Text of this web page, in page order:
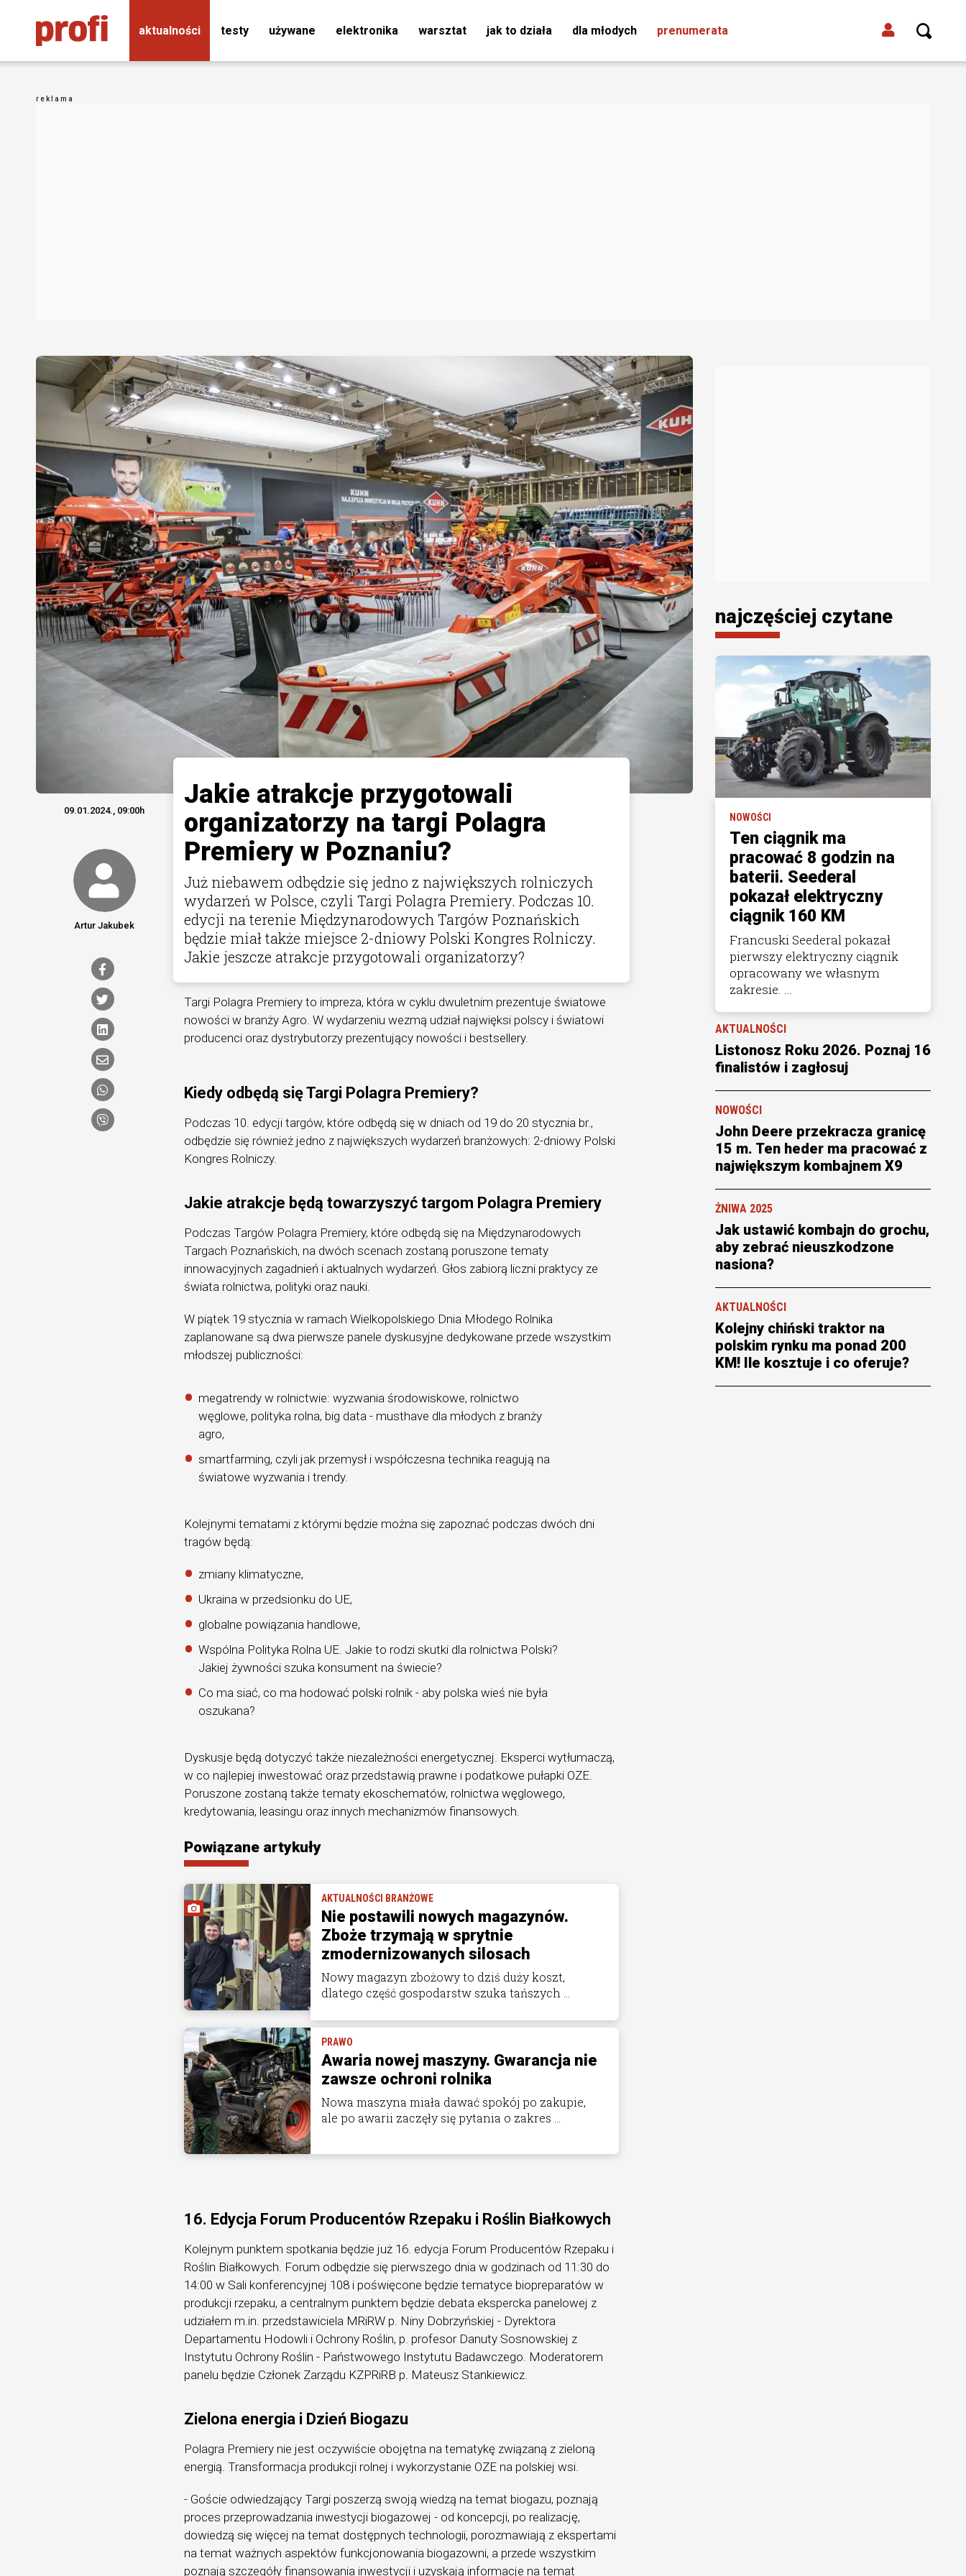
aktualności testy używane elektronika warsztat jak to działa dla młodych prenumerata
Jakie atrakcje przygotowali
organizatorzy na targi Polagra
Premiery w Poznaniu?
Już niebawem odbędzie się jedno z największych rolniczych
wydarzeń w Polsce, czyli Targi Polagra Premiery. Podczas 10.
edycji na terenie Międzynarodowych Targów Poznańskich
będzie miał także miejsce 2-dniowy Polski Kongres Rolniczy.
Jakie jeszcze atrakcje przygotowali organizatorzy?
09.01.2024., 09:00h
Artur Jakubek
Targi Polagra Premiery to impreza, która w cyklu dwuletnim prezentuje światowe
nowości w branży Agro. W wydarzeniu wezmą udział najwięksi polscy i światowi
producenci oraz dystrybutorzy prezentujący nowości i bestsellery.
Kiedy odbędą się Targi Polagra Premiery?
Podczas 10. edycji targów, które odbędą się w dniach od 19 do 20 stycznia br.,
odbędzie się również jedno z największych wydarzeń branżowych: 2-dniowy Polski
Kongres Rolniczy.
Jakie atrakcje będą towarzyszyć targom Polagra Premiery
Podczas Targów Polagra Premiery, które odbędą się na Międzynarodowych
Targach Poznańskich, na dwóch scenach zostaną poruszone tematy
innowacyjnych zagadnień i aktualnych wydarzeń. Głos zabiorą liczni praktycy ze
świata rolnictwa, polityki oraz nauki.
W piątek 19 stycznia w ramach Wielkopolskiego Dnia Młodego Rolnika
zaplanowane są dwa pierwsze panele dyskusyjne dedykowane przede wszystkim
młodszej publiczności:
megatrendy w rolnictwie: wyzwania środowiskowe, rolnictwo
węglowe, polityka rolna, big data - musthave dla młodych z branży
agro,
smartfarming, czyli jak przemysł i współczesna technika reagują na
światowe wyzwania i trendy.
Kolejnymi tematami z którymi będzie można się zapoznać podczas dwóch dni
tragów będą:
zmiany klimatyczne,
Ukraina w przedsionku do UE,
globalne powiązania handlowe,
Wspólna Polityka Rolna UE. Jakie to rodzi skutki dla rolnictwa Polski?
Jakiej żywności szuka konsument na świecie?
Co ma siać, co ma hodować polski rolnik - aby polska wieś nie była
oszukana?
Dyskusje będą dotyczyć także niezależności energetycznej. Eksperci wytłumaczą,
w co najlepiej inwestować oraz przedstawią prawne i podatkowe pułapki OZE.
Poruszone zostaną także tematy ekoschematów, rolnictwa węglowego,
kredytowania, leasingu oraz innych mechanizmów finansowych.
Powiązane artykuły
AKTUALNOŚCI BRANŻOWE
Nie postawili nowych magazynów.
Zboże trzymają w sprytnie
zmodernizowanych silosach
Nowy magazyn zbożowy to dziś duży koszt,
dlatego część gospodarstw szuka tańszych ...
PRAWO
Awaria nowej maszyny. Gwarancja nie
zawsze ochroni rolnika
Nowa maszyna miała dawać spokój po zakupie,
ale po awarii zaczęły się pytania o zakres ...
16. Edycja Forum Producentów Rzepaku i Roślin Białkowych
Kolejnym punktem spotkania będzie już 16. edycja Forum Producentów Rzepaku i
Roślin Białkowych. Forum odbędzie się pierwszego dnia w godzinach od 11:30 do
14:00 w Sali konferencyjnej 108 i poświęcone będzie tematyce biopreparatów w
produkcji rzepaku, a centralnym punktem będzie debata ekspercka panelowej z
udziałem m.in. przedstawiciela MRiRW p. Niny Dobrzyńskiej - Dyrektora
Departamentu Hodowli i Ochrony Roślin, p. profesor Danuty Sosnowskiej z
Instytutu Ochrony Roślin - Państwowego Instytutu Badawczego. Moderatorem
panelu będzie Członek Zarządu KZPRiRB p. Mateusz Stankiewicz.
Zielona energia i Dzień Biogazu
Polagra Premiery nie jest oczywiście obojętna na tematykę związaną z zieloną
energią. Transformacja produkcji rolnej i wykorzystanie OZE na polskiej wsi.
- Goście odwiedzający Targi poszerzą swoją wiedzą na temat biogazu, poznają
proces przeprowadzania inwestycji biogazowej - od koncepcji, po realizację,
dowiedzą się więcej na temat dostępnych technologii, porozmawiają z ekspertami
na temat ważnych aspektów funkcjonowania biogazowni, a przede wszystkim
poznają szczegóły finansowania inwestycji i uzyskają informacje na temat
najczęściej czytane
NOWOŚCI
Ten ciągnik ma
pracować 8 godzin na
baterii. Seederal
pokazał elektryczny
ciągnik 160 KM
Francuski Seederal pokazał
pierwszy elektryczny ciągnik
opracowany we własnym
zakresie. ...
AKTUALNOŚCI
Listonosz Roku 2026. Poznaj 16
finalistów i zagłosuj
NOWOŚCI
John Deere przekracza granicę
15 m. Ten heder ma pracować z
największym kombajnem X9
ŻNIWA 2025
Jak ustawić kombajn do grochu,
aby zebrać nieuszkodzone
nasiona?
AKTUALNOŚCI
Kolejny chiński traktor na
polskim rynku ma ponad 200
KM! Ile kosztuje i co oferuje?